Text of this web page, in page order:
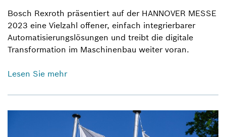
Bosch Rexroth präsentiert auf der HANNOVER MESSE
2023 eine Vielzahl offener, einfach integrierbarer
Automatisierungslösungen und treibt die digitale
Transformation im Maschinenbau weiter voran.
Lesen Sie mehr